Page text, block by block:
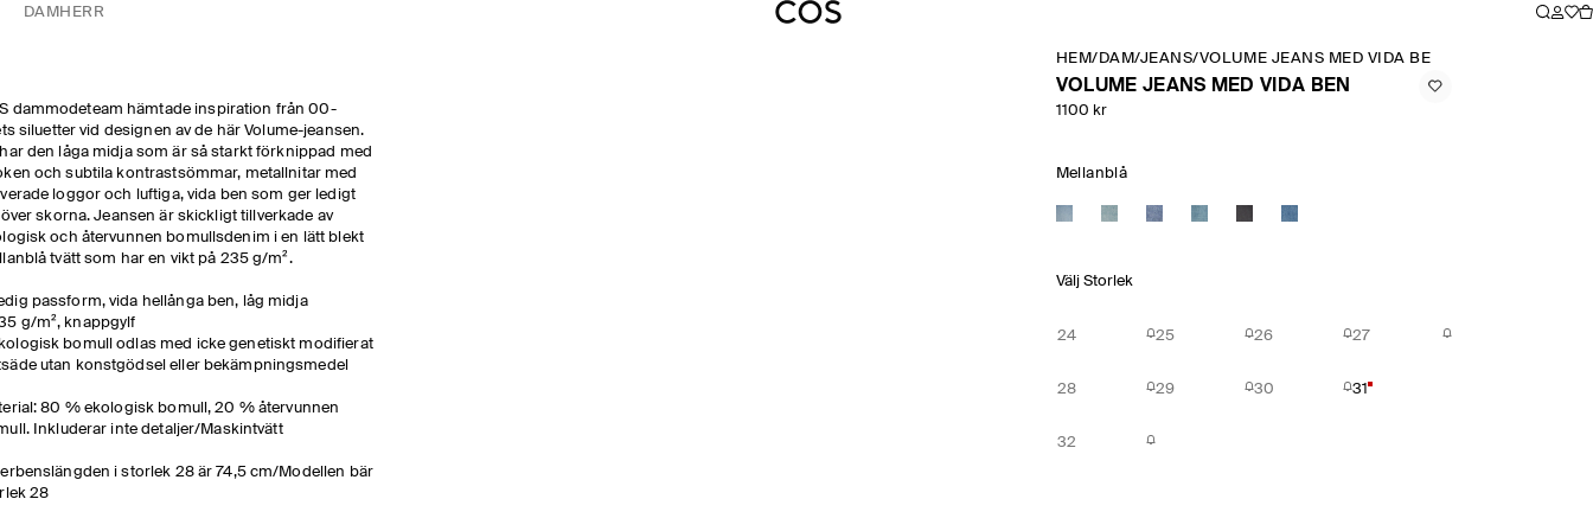
DAM HERR
dammodeteam hämtade inspiration från 00-
siluetter vid designen av de här Volume-jeansen.
den låga midja som är så starkt förknippad med
och subtila kontrastsömmar, metallnitar med
loggor och luftiga, vida ben som ger ledigt
skorna. Jeansen är skickligt tillverkade av
och återvunnen bomullsdenim i en lätt blekt
tvätt som har en vikt på 235 g/m².
passform, vida hellånga ben, låg midja
g/m², knappgylf
bomull odlas med icke genetiskt modifierat
utan konstgödsel eller bekämpningsmedel
80 % ekologisk bomull, 20 % återvunnen
Inkluderar inte detaljer/Maskintvätt
i storlek 28 är 74,5 cm/Modellen bär
28
HEM/ DAM/JEANS/VOLUME JEANS MED VIDA BEN
VOLUME JEANS MED VIDA BEN
1100 kr
Mellanblå
Välj Storlek
24 25 26 27
28 29 30 31
32